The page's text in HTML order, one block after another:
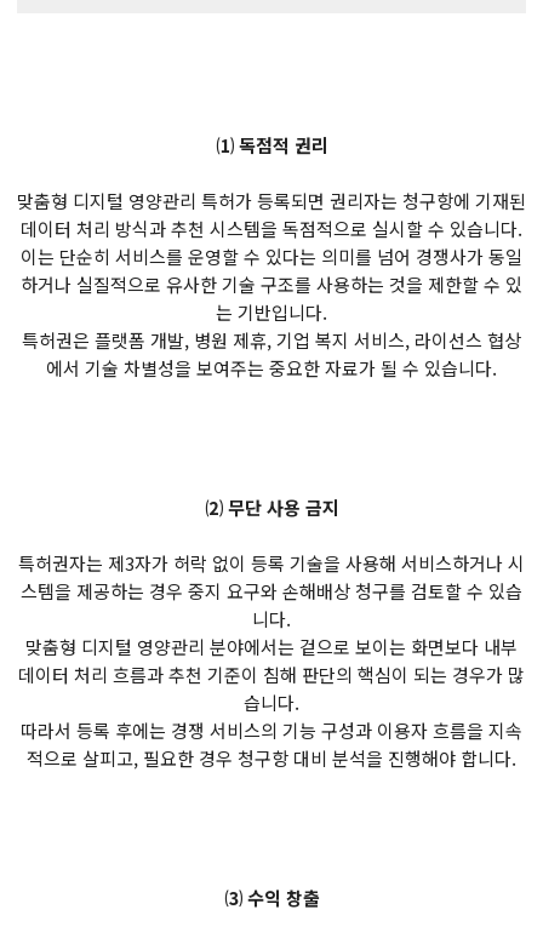
⑴ 독점적 권리
맞춤형 디지털 영양관리 특허가 등록되면 권리자는 청구항에 기재된
데이터 처리 방식과 추천 시스템을 독점적으로 실시할 수 있습니다.
이는 단순히 서비스를 운영할 수 있다는 의미를 넘어 경쟁사가 동일
하거나 실질적으로 유사한 기술 구조를 사용하는 것을 제한할 수 있
는 기반입니다.
특허권은 플랫폼 개발, 병원 제휴, 기업 복지 서비스, 라이선스 협상
에서 기술 차별성을 보여주는 중요한 자료가 될 수 있습니다.
⑵ 무단 사용 금지
특허권자는 제3자가 허락 없이 등록 기술을 사용해 서비스하거나 시
스템을 제공하는 경우 중지 요구와 손해배상 청구를 검토할 수 있습
니다.
맞춤형 디지털 영양관리 분야에서는 겉으로 보이는 화면보다 내부
데이터 처리 흐름과 추천 기준이 침해 판단의 핵심이 되는 경우가 많
습니다.
따라서 등록 후에는 경쟁 서비스의 기능 구성과 이용자 흐름을 지속
적으로 살피고, 필요한 경우 청구항 대비 분석을 진행해야 합니다.
⑶ 수익 창출